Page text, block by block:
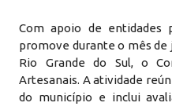
Com apoio de entidades
promove durante o mês de
Rio Grande do Sul, o
Artesanais. A atividade
do município e inclui